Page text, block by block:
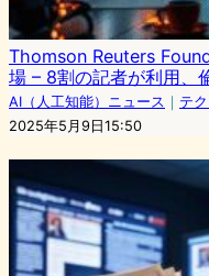
Thomson Reuters
場 – 8割の記者が利用、
AI（人工知能）ニュース ｜ テ
2025年5月9日15:50